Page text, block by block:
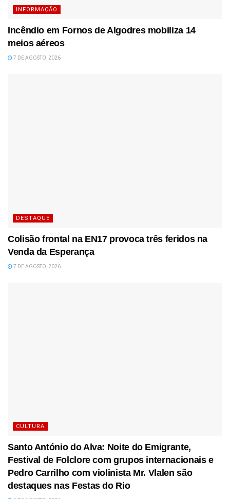
INFORMAÇÃO
Incêndio em Fornos de Algodres mobiliza 14
meios aéreos
7 DE AGOSTO, 2026
DESTAQUE
Colisão frontal na EN17 provoca três feridos na
Venda da Esperança
7 DE AGOSTO, 2026
CULTURA
Santo António do Alva: Noite do Emigrante,
Festival de Folclore com grupos internacionais e
Pedro Carrilho com violinista Mr. Vlalen são
destaques nas Festas do Rio